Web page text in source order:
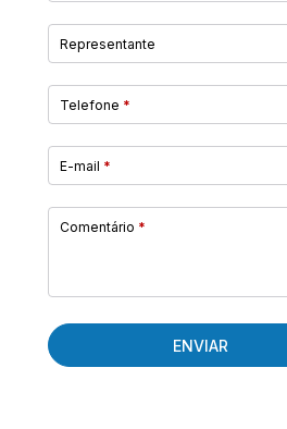
Representante
Telefone *
E-mail *
Comentário *
ENVIAR